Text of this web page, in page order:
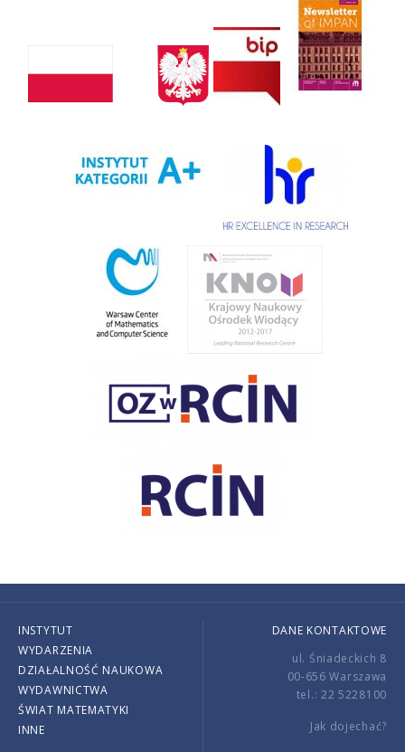
INSTYTUT
WYDARZENIA
DZIAŁALNOŚĆ NAUKOWA
WYDAWNICTWA
ŚWIAT MATEMATYKI
INNE
DANE KONTAKTOWE
ul. Śniadeckich 8
00-656 Warszawa
tel.: 22 5228100
Jak dojechać?